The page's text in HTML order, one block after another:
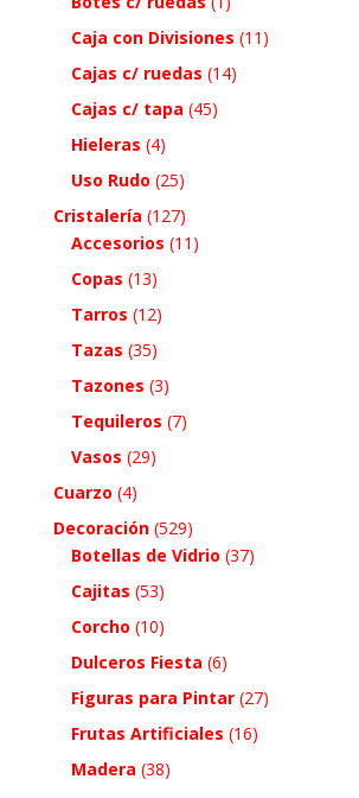
Caja con Divisiones (11)
Cajas c/ ruedas (14)
Cajas c/ tapa (45)
Hieleras (4)
Uso Rudo (25)
Cristalería (127)
Accesorios (11)
Copas (13)
Tarros (12)
Tazas (35)
Tazones (3)
Tequileros (7)
Vasos (29)
Cuarzo (4)
Decoración (529)
Botellas de Vidrio (37)
Cajitas (53)
Corcho (10)
Dulceros Fiesta (6)
Figuras para Pintar (27)
Frutas Artificiales (16)
Madera (38)